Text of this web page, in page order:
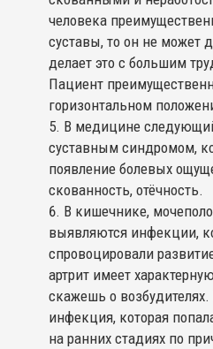
человека
суставы, то он не может
делает это с большим
Пациент
горизонтальном
В медицине
суставным синдромом,
появление болевых
скованность, отёчность.
В кишечнике,
выявляются инфекции,
спровоцировали
артрит имеет
скажешь о возбудителях.
инфекция, которая
на ранних стадиях по